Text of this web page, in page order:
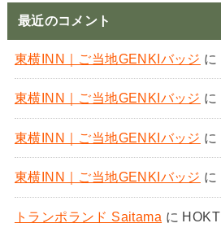
最近のコメント
東横INN｜ご当地GENKIバッジ に
東横INN｜ご当地GENKIバッジ に
東横INN｜ご当地GENKIバッジ に
東横INN｜ご当地GENKIバッジ に
トランポランド Saitama に HOKT